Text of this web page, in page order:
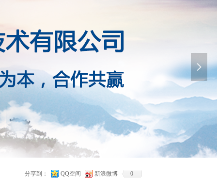
넲
分享到： QQ空间 新浪微博 0